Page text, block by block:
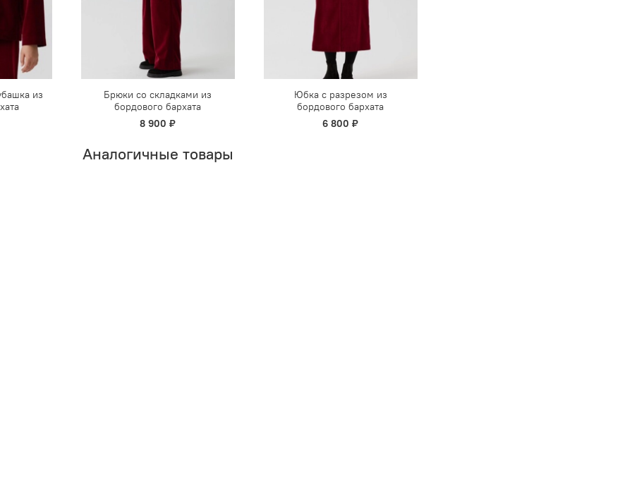
из
Брюки со складками из
бордового бархата
8 900 ₽
Юбка с разрезом из
бордового бархата
6 800 ₽
Аналогичные товары